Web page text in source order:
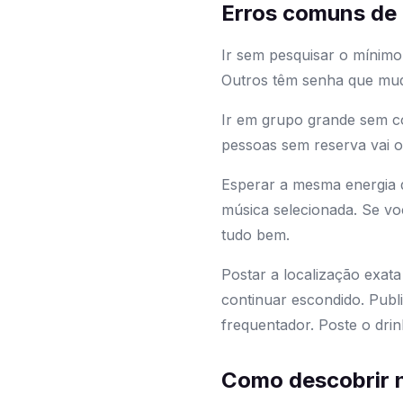
Erros comuns
Ir sem pesquisar o
Outros têm senha que
Ir em grupo grande sem
pessoas sem reserva vai
Esperar a mesma
música selecionada. Se
tudo bem.
Postar a localização
continuar escondido.
frequentador. Poste o
Como descobrir